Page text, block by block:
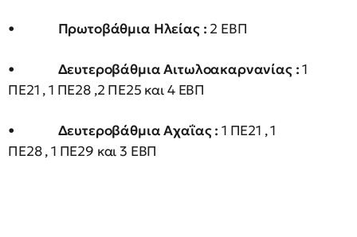
• Πρωτοβάθμια Ηλείας : 2 ΕΒΠ
• Δευτεροβάθμια Αιτωλοακαρνανίας :1
ΠΕ21 , 1 ΠΕ28 ,2 ΠΕ25 και 4 ΕΒΠ
• Δευτεροβάθμια Αχαΐας : 1 ΠΕ21 , 1
ΠΕ28 , 1 ΠΕ29 και 3 ΕΒΠ